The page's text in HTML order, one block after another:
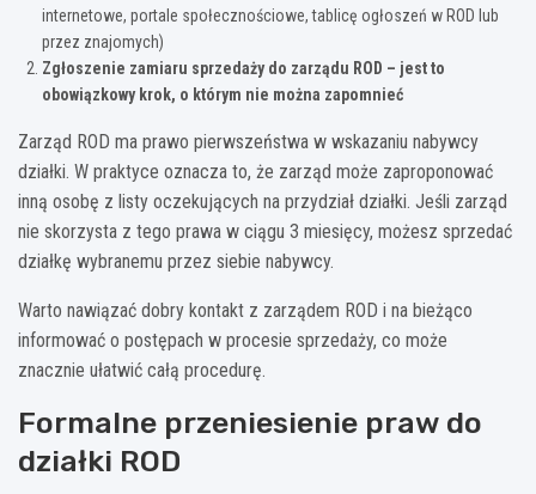
internetowe, portale społecznościowe, tablicę ogłoszeń w ROD lub
przez znajomych)
Zgłoszenie zamiaru sprzedaży do zarządu ROD – jest to
obowiązkowy krok, o którym nie można zapomnieć
Zarząd ROD ma prawo pierwszeństwa w wskazaniu nabywcy
działki. W praktyce oznacza to, że zarząd może zaproponować
inną osobę z listy oczekujących na przydział działki. Jeśli zarząd
nie skorzysta z tego prawa w ciągu 3 miesięcy, możesz sprzedać
działkę wybranemu przez siebie nabywcy.
Warto nawiązać dobry kontakt z zarządem ROD i na bieżąco
informować o postępach w procesie sprzedaży, co może
znacznie ułatwić całą procedurę.
Formalne przeniesienie praw do
działki ROD